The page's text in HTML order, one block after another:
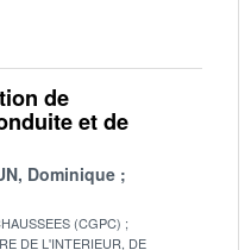
de
et de
Dominique
(CGPC)
DE L'INTERIEUR, DE